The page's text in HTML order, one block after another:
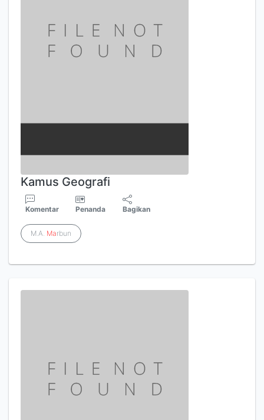
Kamus Geografi
Komentar Penanda Bagikan
M.A. Marbun